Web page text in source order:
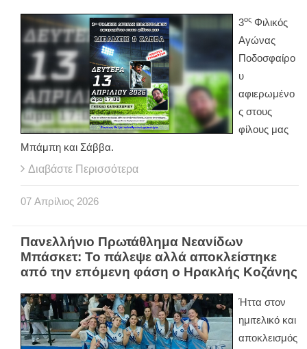
3ος Φιλικός
Αγώνας
Ποδοσφαίρο
υ
αφιερωμένο
ς στους
φίλους μας
Μπάμπη και Σάββα.
Διαβάστε Περισσότερα
07 Απρίλιος 2026
Πανελλήνιο Πρωτάθλημα Νεανίδων
Μπάσκετ: Το πάλεψε αλλά αποκλείστηκε
από την επόμενη φάση ο Ηρακλής Κοζάνης
Ήττα στον
ημιτελικό και
αποκλεισμός